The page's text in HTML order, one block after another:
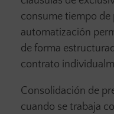
consume tiempo de
automatización
de forma
contrato
Consolidación de
cuando se trabaja